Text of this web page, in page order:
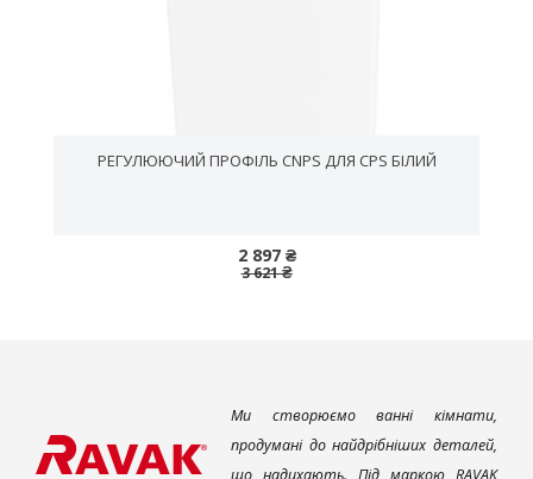
РЕГУЛЮЮЧИЙ ПРОФІЛЬ CNPS ДЛЯ CPS БІЛИЙ
2 897 ₴
3 621 ₴
Ми створюємо ванні кімнати,
продумані до найдрібніших деталей,
що надихають. Під маркою RAVAK